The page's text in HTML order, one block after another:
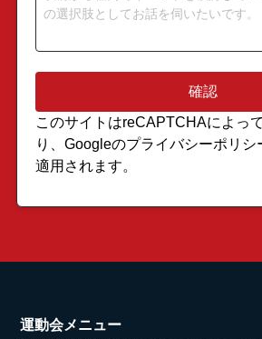
このサイトはreCAPTCHAによっ
り、Googleのプライバシーポリシ
適用されます。
運動会メニュー